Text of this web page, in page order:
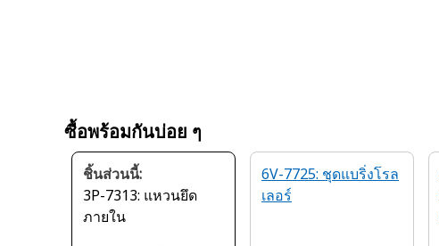
ซื้อพร้อมกันบ่อย ๆ
ชิ้นส่วนนี้:
3P-7313: แหวนยึด
ภายใน
6V-7725: ชุดแบริ่งโรล
เลอร์